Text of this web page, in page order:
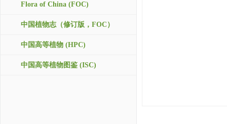
Flora of China (FOC)
中国植物志（修订版，FOC）
中国高等植物 (HPC)
中国高等植物图鉴 (ISC)